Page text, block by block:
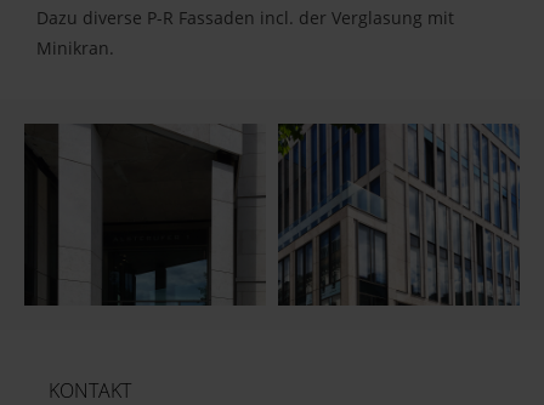
Dazu diverse P-R Fassaden incl. der Verglasung mit
Minikran.
KONTAKT